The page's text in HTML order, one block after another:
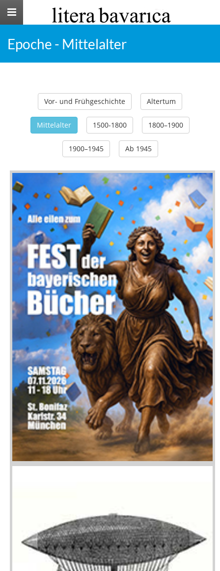
Toggle
Epoche - Mittelalter
Vor- und Frühgeschichte Altertum
Mittelalter 1500-1800 1800–1900
1900–1945 Ab 1945